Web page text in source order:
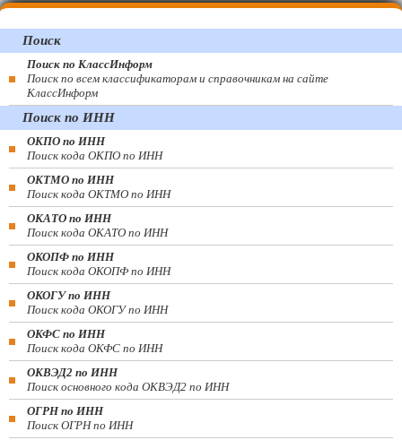
Поиск
Поиск по КлассИнформ
Поиск по всем классификаторам и справочникам на сайте
КлассИнформ
Поиск по ИНН
ОКПО по ИНН
Поиск кода ОКПО по ИНН
ОКТМО по ИНН
Поиск кода ОКТМО по ИНН
ОКАТО по ИНН
Поиск кода ОКАТО по ИНН
ОКОПФ по ИНН
Поиск кода ОКОПФ по ИНН
ОКОГУ по ИНН
Поиск кода ОКОГУ по ИНН
ОКФС по ИНН
Поиск кода ОКФС по ИНН
ОКВЭД2 по ИНН
Поиск основного кода ОКВЭД2 по ИНН
ОГРН по ИНН
Поиск ОГРН по ИНН